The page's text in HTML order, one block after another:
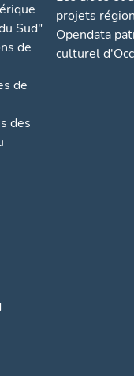
Sud"
de
de
des
projets
Opendata
culturel